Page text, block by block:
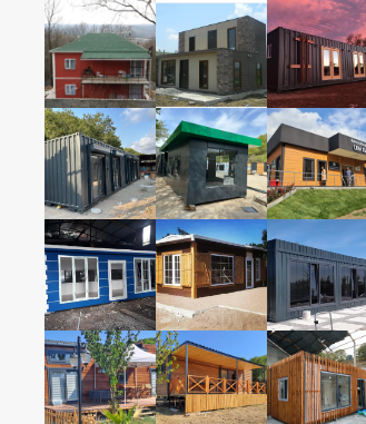
Modüler yaşam alanlarında
kalite, güven ve estetik.